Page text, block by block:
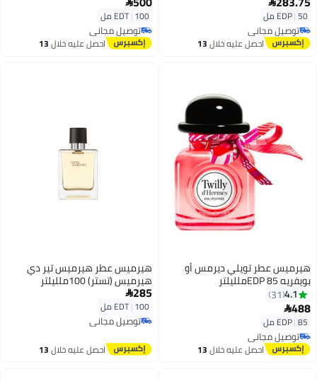
EDP|50 مل
توصيل مجاني
توصيل مجانياحصل عليه خلال13
EDT|100 مل
توصيل مجاني
توصيل مجانياحصل عليه خلال13
هيرميس عطر تويلي ديرمس أو
بويفريه EDP 85ملليلتر
4.1
31
488
EDP|85 مل
توصيل مجاني
توصيل مجانياحصل عليه خلال13
هيرميس عطر هيرميس تير دي
هيرميس (تستر) 100ملليلتر
285
EDT|100 مل
توصيل مجاني
توصيل مجاني
احصل عليه خلال13